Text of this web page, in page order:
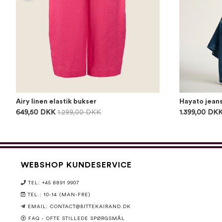
Airy linen elastik bukser
649,50 DKK 1.299,00 DKK
Hayato
1.399,00
WEBSHOP KUNDESERVICE
TEL: +45 8891 9907
TEL.: 10-14 (MAN-FRE)
EMAIL: CONTACT@BITTEKAIRAND.DK
FAQ - OFTE STILLEDE SPØRGSMÅL